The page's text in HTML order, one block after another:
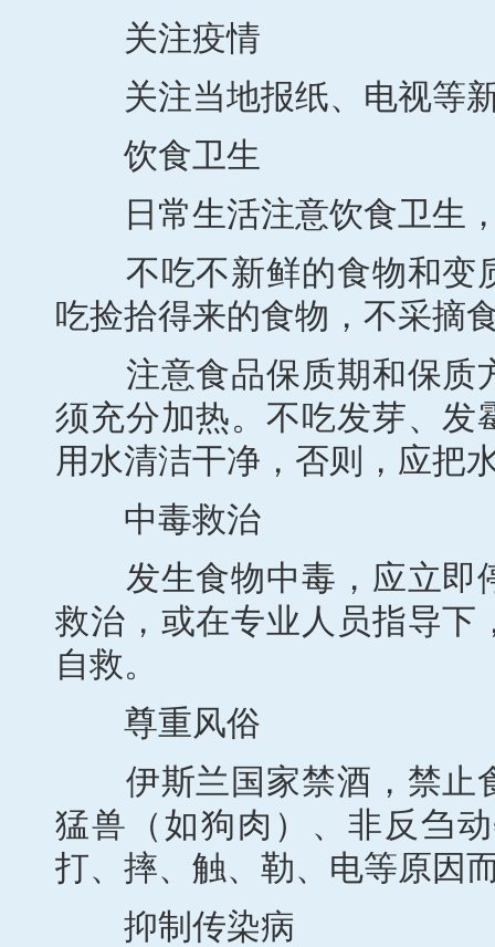
关注疫情
关注当地报纸、电视等新
饮食卫生
日常生活注意饮食卫生，
不吃不新鲜的食物和变
吃捡拾得来的食物，不采摘
注意食品保质期和保质
须充分加热。不吃发芽、发
用水清洁干净，否则，应把
中毒救治
发生食物中毒，应立即
救治，或在专业人员指导下
自救。
尊重风俗
伊斯兰国家禁酒，禁止
猛兽（如狗肉）、非反刍
打、摔、触、勒、电等原因
抑制传染病